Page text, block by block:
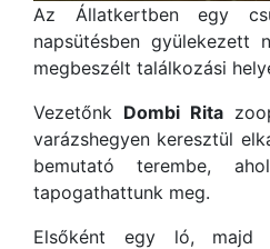
Az Állatkertben egy
napsütésben gyülekezett
megbeszélt találkozási
Vezetőnk Dombi Rita
varázshegyen keresztül
bemutató terembe,
tapogathattunk meg.
Elsőként egy ló, majd